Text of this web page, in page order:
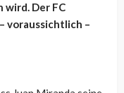
wird. Der FC
voraussichtlich –